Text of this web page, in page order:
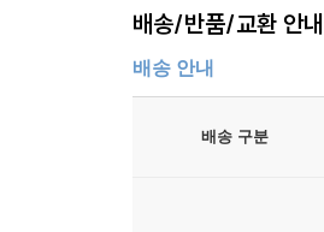
배송/반품/교환 안내
배송 안내
배송 구분